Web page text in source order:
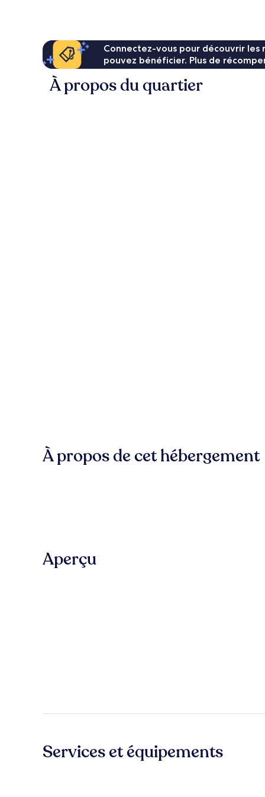
Connectez-vous pour découvrir
pouvez bénéficier. Plus de
À propos du quartier
À propos de cet hébergement
Aperçu
Services et équipements